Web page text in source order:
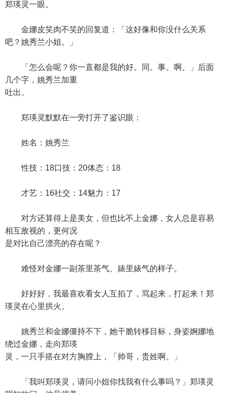
郑瑛灵一眼。
金娜皮笑肉不笑的回复道：「这好像和你没什么关系
吧？姚秀兰小姐。」
「怎么会呢？你一直都是我的好。同。事。啊。」后面
几个字，姚秀兰加重
吐出。
郑瑛灵默默在一旁打开了鉴识眼：
姓名：姚秀兰
性技：18口技：20体态：18
才艺：16社交：14魅力：17
对方还算得上是美女，但也比不上金娜，女人总是容易
相互敌视的，更何况
是对比自己漂亮的存在呢？
难怪对金娜一副茶里茶气、婊里婊气的样子。
好好好，我最喜欢看女人互掐了，骂起来，打起来！郑
瑛灵在心里拱火。
姚秀兰和金娜僵持不下，她干脆转移目标，身姿婀娜地
绕过金娜，走向郑瑛
灵，一只手搭在对方胸膛上，「帅哥，贵姓啊。」
「我叫郑瑛灵，请问小姐你找我有什么事吗？」郑瑛灵